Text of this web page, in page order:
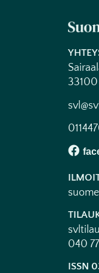
33100
040
ISSN